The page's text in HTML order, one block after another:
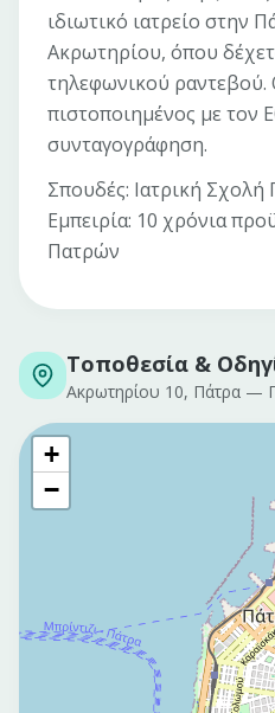
ιδιωτικό ιατρείο στην
Ακρωτηρίου, όπου
τηλεφωνικού ραντεβού.
πιστοποιημένος με τον
συνταγογράφηση.
Σπουδές: Ιατρική Σχολή
Εμπειρία: 10 χρόνια
Πατρών
Τοποθεσία &
Ακρωτηρίου 10, Πάτρα —
+
−